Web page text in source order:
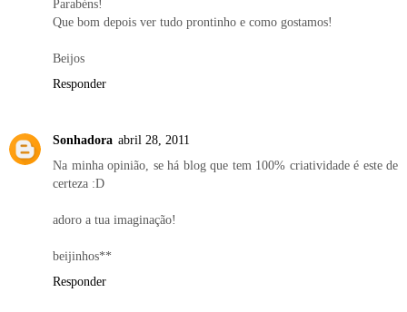
Parabéns!
Que bom depois ver tudo prontinho e como gostamos!
Beijos
Responder
Sonhadora abril 28, 2011
Na minha opinião, se há blog que tem 100% criatividade é este de
certeza :D
adoro a tua imaginação!
beijinhos**
Responder